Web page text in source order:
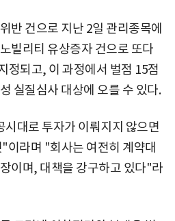
반 건으로 지난 2일 관리종목에
빌리티 유상증자 건으로 또다
정되고, 이 과정에서 벌점 15점
실질심사 대상에 오를 수 있다.
대로 투자가 이뤄지지 않으면
이라며 "회사는 여전히 계약대
이며, 대책을 강구하고 있다"라